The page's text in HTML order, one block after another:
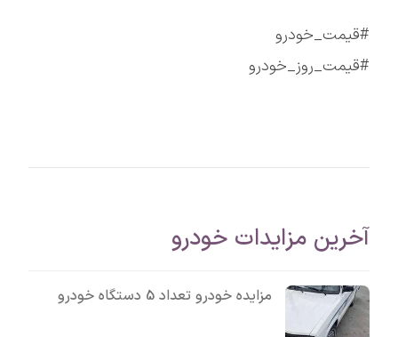
#قیمت_خودرو
#قیمت_روز_خودرو
آخرین مزایدات خودرو
مزایده خودرو تعداد 5 دستگاه خودرو